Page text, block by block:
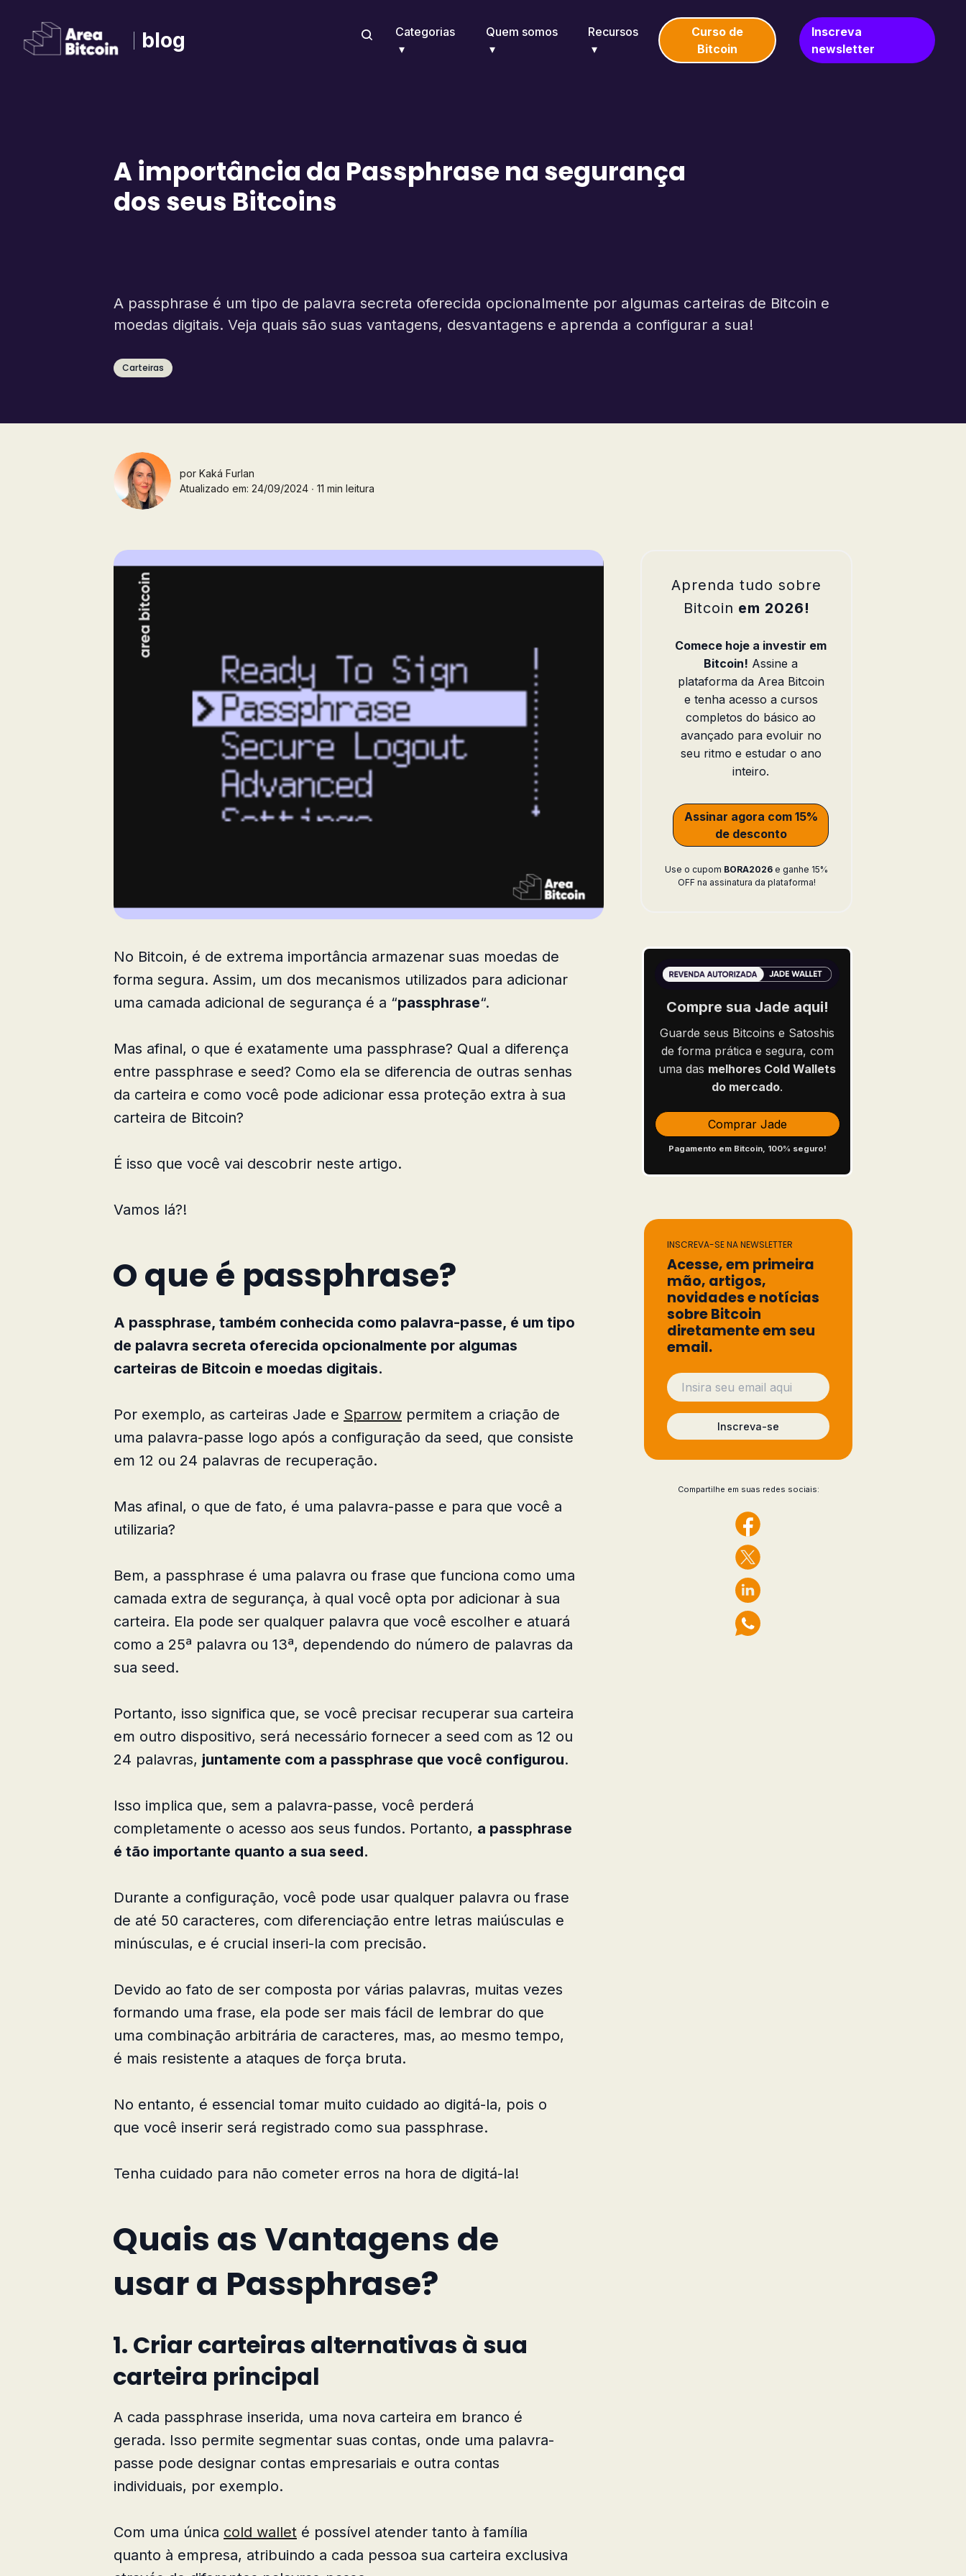
blog Categorias Quem somos Recursos
Curso de
Bitcoin
Inscreva
newsletter
A importância da Passphrase na segurança
dos seus Bitcoins
A passphrase é um tipo de palavra secreta oferecida opcionalmente por algumas carteiras de Bitcoin e
moedas digitais. Veja quais são suas vantagens, desvantagens e aprenda a configurar a sua!
Carteiras
por Kaká Furlan
Atualizado em: 24/09/2024 ∙ 11 min leitura
Aprenda tudo sobre
Bitcoin em 2026!
Comece hoje a investir em
Bitcoin! Assine a
plataforma da Area Bitcoin
e tenha acesso a cursos
completos do básico ao
avançado para evoluir no
seu ritmo e estudar o ano
inteiro.
Assinar agora com 15%
de desconto
Use o cupom BORA2026 e ganhe 15%
OFF na assinatura da plataforma!
Compre sua Jade aqui!
Guarde seus Bitcoins e Satoshis
de forma prática e segura, com
uma das melhores Cold Wallets
do mercado.
Comprar Jade
Pagamento em Bitcoin, 100% seguro!
INSCREVA-SE NA NEWSLETTER
Acesse, em primeira
mão, artigos,
novidades e notícias
sobre Bitcoin
diretamente em seu
email.
Inscreva-se
Compartilhe em suas redes sociais:
No Bitcoin, é de extrema importância armazenar suas moedas de
forma segura. Assim, um dos mecanismos utilizados para adicionar
uma camada adicional de segurança é a “passphrase“.
Mas afinal, o que é exatamente uma passphrase? Qual a diferença
entre passphrase e seed? Como ela se diferencia de outras senhas
da carteira e como você pode adicionar essa proteção extra à sua
carteira de Bitcoin?
É isso que você vai descobrir neste artigo.
Vamos lá?!
O que é passphrase?
A passphrase, também conhecida como palavra-passe, é um tipo
de palavra secreta oferecida opcionalmente por algumas
carteiras de Bitcoin e moedas digitais.
Por exemplo, as carteiras Jade e Sparrow permitem a criação de
uma palavra-passe logo após a configuração da seed, que consiste
em 12 ou 24 palavras de recuperação.
Mas afinal, o que de fato, é uma palavra-passe e para que você a
utilizaria?
Bem, a passphrase é uma palavra ou frase que funciona como uma
camada extra de segurança, à qual você opta por adicionar à sua
carteira. Ela pode ser qualquer palavra que você escolher e atuará
como a 25ª palavra ou 13ª, dependendo do número de palavras da
sua seed.
Portanto, isso significa que, se você precisar recuperar sua carteira
em outro dispositivo, será necessário fornecer a seed com as 12 ou
24 palavras, juntamente com a passphrase que você configurou.
Isso implica que, sem a palavra-passe, você perderá
completamente o acesso aos seus fundos. Portanto, a passphrase
é tão importante quanto a sua seed.
Durante a configuração, você pode usar qualquer palavra ou frase
de até 50 caracteres, com diferenciação entre letras maiúsculas e
minúsculas, e é crucial inseri-la com precisão.
Devido ao fato de ser composta por várias palavras, muitas vezes
formando uma frase, ela pode ser mais fácil de lembrar do que
uma combinação arbitrária de caracteres, mas, ao mesmo tempo,
é mais resistente a ataques de força bruta.
No entanto, é essencial tomar muito cuidado ao digitá-la, pois o
que você inserir será registrado como sua passphrase.
Tenha cuidado para não cometer erros na hora de digitá-la!
Quais as Vantagens de
usar a Passphrase?
1. Criar carteiras alternativas à sua
carteira principal
A cada passphrase inserida, uma nova carteira em branco é
gerada. Isso permite segmentar suas contas, onde uma palavra-
passe pode designar contas empresariais e outra contas
individuais, por exemplo.
Com uma única cold wallet é possível atender tanto à família
quanto à empresa, atribuindo a cada pessoa sua carteira exclusiva